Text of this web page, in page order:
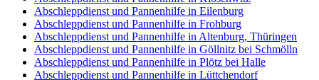
Abschleppdienst und Pannenhilfe in Eilenburg
Abschleppdienst und Pannenhilfe in Frohburg
Abschleppdienst und Pannenhilfe in Altenburg, Thüringen
Abschleppdienst und Pannenhilfe in Göllnitz bei Schmölln
Abschleppdienst und Pannenhilfe in Plötz bei Halle
Abschleppdienst und Pannenhilfe in Lüttchendorf